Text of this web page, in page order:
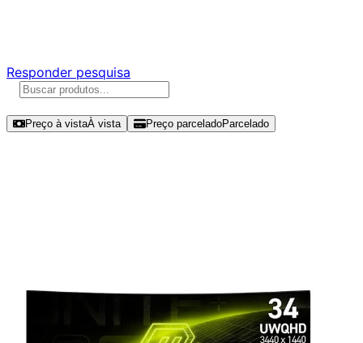
Responder pesquisa
Preço à vistaÀ vista Preço parceladoParcelado